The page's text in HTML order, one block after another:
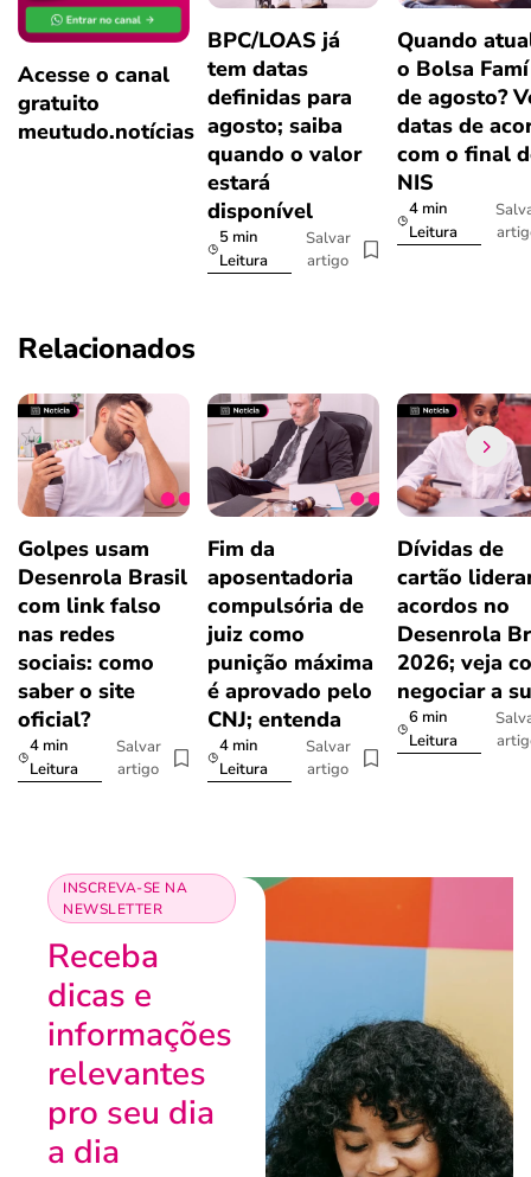
Acesse o canal
gratuito
meutudo.notícias
BPC/LOAS já
tem datas
definidas para
agosto; saiba
quando o valor
estará
disponível
5 min
Leitura
Salvar
artigo
Quando
o Bolsa
de agosto?
datas de
com o final
NIS
4 min
Leitura
Relacionados
Golpes usam
Desenrola Brasil
com link falso
nas redes
sociais: como
saber o site
oficial?
4 min
Leitura
Salvar
artigo
Fim da
aposentadoria
compulsória de
juiz como
punição máxima
é aprovado pelo
CNJ; entenda
4 min
Leitura
Salvar
artigo
Dívidas de
cartão
acordos no
Desenrola
2026; veja
negociar a
6 min
Leitura
INSCREVA-SE NA
NEWSLETTER
Receba
dicas e
informações
relevantes
pro seu dia
a dia